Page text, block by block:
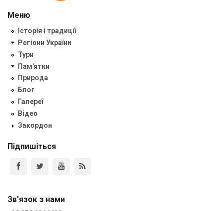
Меню
Історія і традиції
Регіони України
Тури
Пам'ятки
Природа
Блог
Галереї
Відео
Закордон
Підпишіться
Зв'язок з нами